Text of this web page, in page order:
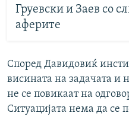
Груевски и Заев со
аферите
Според Давидовиќ
висината на задачата и
не се повикаат на
Ситуацијата нема да се